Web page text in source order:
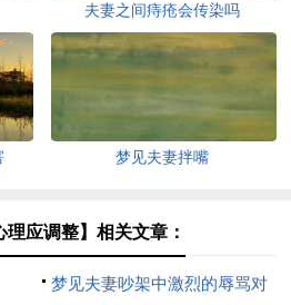
夫妻之间痔疮会传染吗
梦见夫妻拌嘴
理应调整】相关文章：
梦见夫妻吵架中激烈的辱骂对